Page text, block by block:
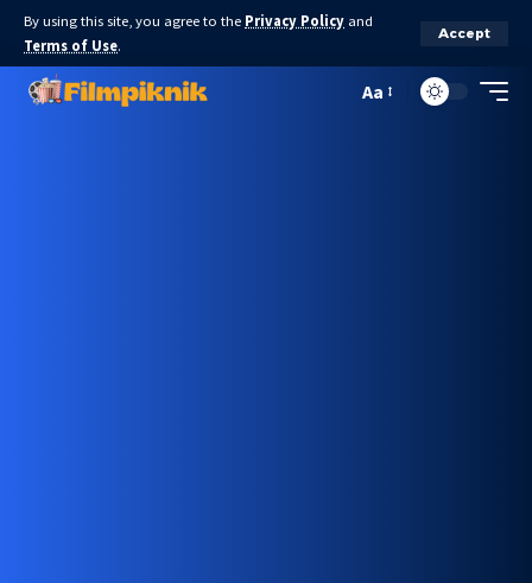
By using this site, you agree to the Privacy Policy and
Terms of Use.
Accept
Aa